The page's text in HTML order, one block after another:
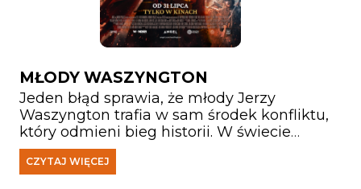
MŁODY WASZYNGTON
Jeden błąd sprawia, że młody Jerzy
Waszyngton trafia w sam środek konfliktu,
który odmieni bieg historii. W świecie
kruchych sojuszy, narastających napięć i
wojny ogarniającej pogranicze jego honor,
CZYTAJ WIĘCEJ